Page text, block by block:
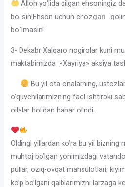
Alloh yoʻlida qilgan ehsoningiz
boʻlsin!Ehson uchun chozgan qo
bo`lmasin!
3- Dekabr Xalqaro nogirolar kuni
maktabimizda «Xayriya» aksiya
Bu yil ota-onalarning,
o’quvchilarimizning faol ishtiroki
oilalar holidan habar olindi.
Oldingi yillardan ko’ra bu yil bizning
muhtoj bo’lgan yonimizdagi
pullar, oziq-ovqat mahsulotlari,
ko’p bo’lgani qalblarimizni larzaga